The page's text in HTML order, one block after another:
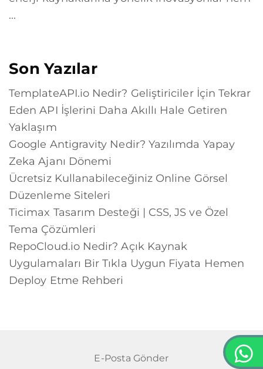
...
Son Yazılar
TemplateAPI.io Nedir? Geliştiriciler İçin Tekrar
Eden API İşlerini Daha Akıllı Hale Getiren
Yaklaşım
Google Antigravity Nedir? Yazılımda Yapay
Zeka Ajanı Dönemi
Ücretsiz Kullanabileceğiniz Online Görsel
Düzenleme Siteleri
Ticimax Tasarım Desteği | CSS, JS ve Özel
Tema Çözümleri
RepoCloud.io Nedir? Açık Kaynak
Uygulamaları Bir Tıkla Uygun Fiyata Hemen
Deploy Etme Rehberi
E-Posta Gönder